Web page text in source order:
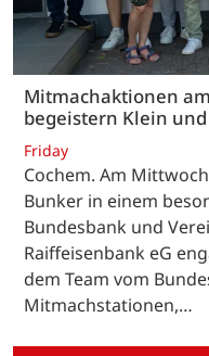
Mitmachaktionen
begeistern Klein
Friday
Cochem. Am
Bunker in einem
Bundesbank und
Raiffeisenbank eG
dem Team vom
Mitmachstationen,…